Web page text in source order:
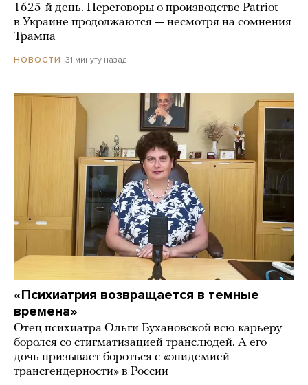
1625-й день. Переговоры о производстве Patriot
в Украине продолжаются — несмотря на сомнения
Трампа
НОВОСТИ 31 минуту назад
«Психиатрия возвращается в темные
времена»
Отец психиатра Ольги Бухановской всю карьеру
боролся со стигматизацией транслюдей. А его
дочь призывает бороться с «эпидемией
трансгендерности» в России